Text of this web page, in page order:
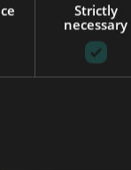
Strictly
necessary